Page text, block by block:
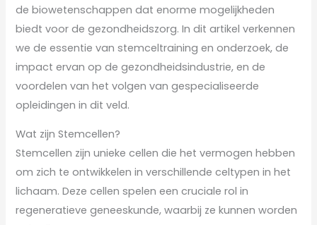
de biowetenschappen dat enorme mogelijkheden
biedt voor de gezondheidszorg. In dit artikel verkennen
we de essentie van stemceltraining en onderzoek, de
impact ervan op de gezondheidsindustrie, en de
voordelen van het volgen van gespecialiseerde
opleidingen in dit veld.
Wat zijn Stemcellen?
Stemcellen zijn unieke cellen die het vermogen hebben
om zich te ontwikkelen in verschillende celtypen in het
lichaam. Deze cellen spelen een cruciale rol in
regeneratieve geneeskunde, waarbij ze kunnen worden